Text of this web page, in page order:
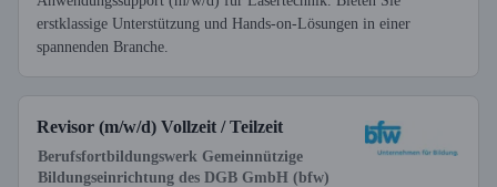
erstklassige Unterstützung und Hands-on-Lösungen in einer
spannenden Branche.
Revisor (m/w/d) Vollzeit / Teilzeit
Berufsfortbildungswerk Gemeinnützige
Bildungseinrichtung des DGB GmbH (bfw)